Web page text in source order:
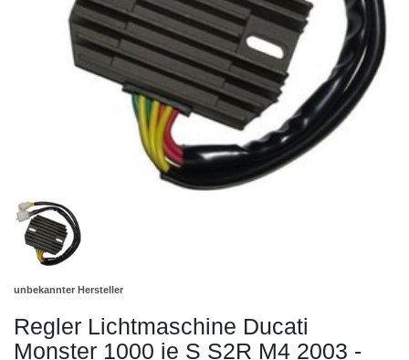
unbekannter Hersteller
Regler Lichtmaschine Ducati
Monster 1000 ie S S2R M4 2003 -